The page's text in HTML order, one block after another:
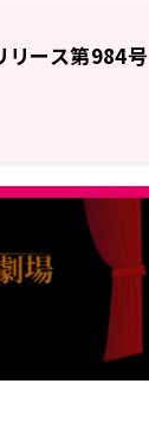
リース第984号